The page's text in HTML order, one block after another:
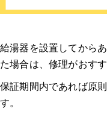
給湯器を設置してから
た場合は、修理がおすす
保証期間内であれば原
す。